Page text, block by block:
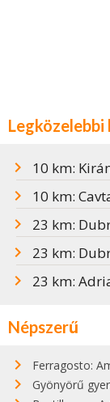
10 km:
10 km:
23 km:
23 km:
23 km:
Népszerű
Ferragosto:
Gyönyörű